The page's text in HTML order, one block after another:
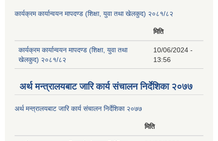
कार्यक्रम कार्यान्वयन मापदण्ड (शिक्षा, युवा तथा खेलकुद) २०८१/८२
मिति
कार्यक्रम कार्यान्वयन मापदण्ड (शिक्षा, युवा तथा
खेलकुद) २०८१/८२
10/06/2024 -
13:56
अर्थ मन्त्रालयबाट जारि कार्य संचालन निर्देशिका २०७७
अर्थ मन्त्रालयबाट जारि कार्य संचालन निर्देशिका २०७७
मिति